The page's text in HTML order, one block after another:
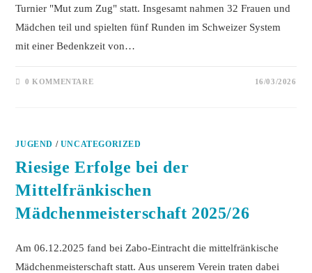
Turnier "Mut zum Zug" statt. Insgesamt nahmen 32 Frauen und
Mädchen teil und spielten fünf Runden im Schweizer System
mit einer Bedenkzeit von…
0 KOMMENTARE 16/03/2026
JUGEND / UNCATEGORIZED
Riesige Erfolge bei der
Mittelfränkischen
Mädchenmeisterschaft 2025/26
Am 06.12.2025 fand bei Zabo-Eintracht die mittelfränkische
Mädchenmeisterschaft statt. Aus unserem Verein traten dabei